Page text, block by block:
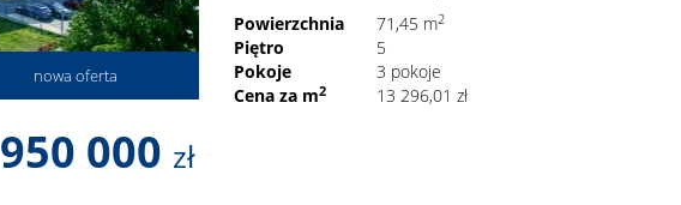
nowa oferta
Powierzchnia
71,45 m2
Piętro
5
Pokoje
3 pokoje
Cena za m2 13 296,01 zł
950 000 zł